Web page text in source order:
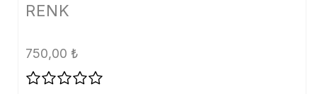
Tayt
RENK
750,00 ₺